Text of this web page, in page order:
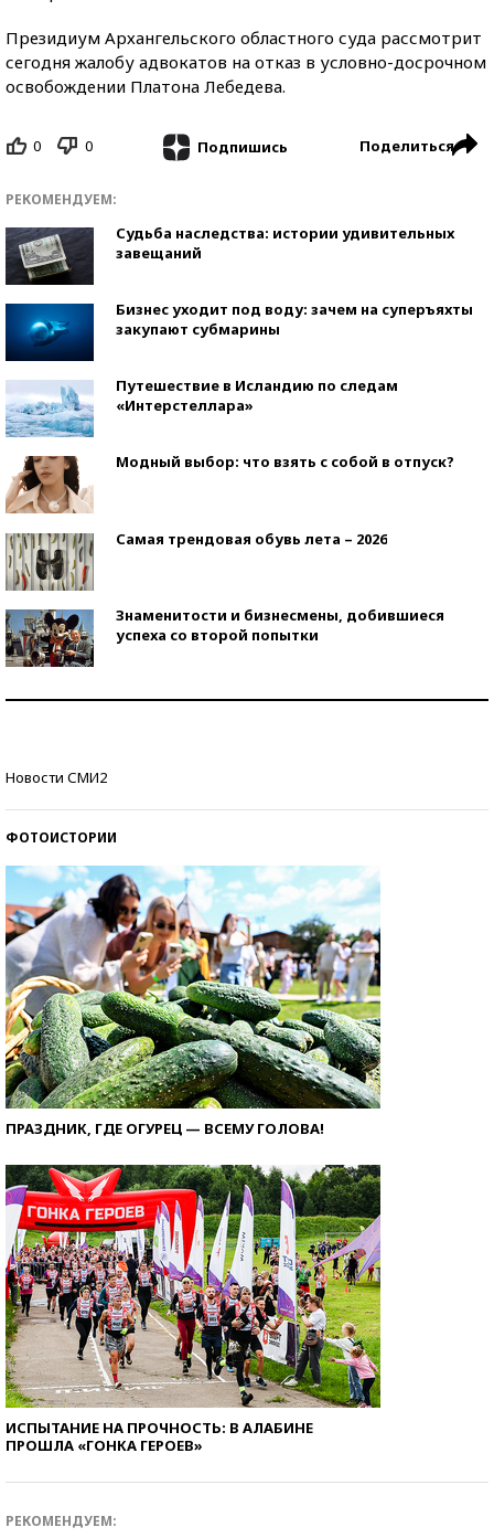
Президиум Архангельского областного суда рассмотрит
сегодня жалобу адвокатов на отказ в условно-досрочном
освобождении Платона Лебедева.
0 0 Подпишись Поделиться
РЕКОМЕНДУЕМ:
Судьба наследства: истории удивительных
завещаний
Бизнес уходит под воду: зачем на суперъяхты
закупают субмарины
Путешествие в Исландию по следам
«Интерстеллара»
Модный выбор: что взять с собой в отпуск?
Самая трендовая обувь лета – 2026
Знаменитости и бизнесмены, добившиеся
успеха со второй попытки
Новости СМИ2
ФОТОИСТОРИИ
ПРАЗДНИК, ГДЕ ОГУРЕЦ — ВСЕМУ ГОЛОВА!
ИСПЫТАНИЕ НА ПРОЧНОСТЬ: В АЛАБИНЕ
ПРОШЛА «ГОНКА ГЕРОЕВ»
РЕКОМЕНДУЕМ: